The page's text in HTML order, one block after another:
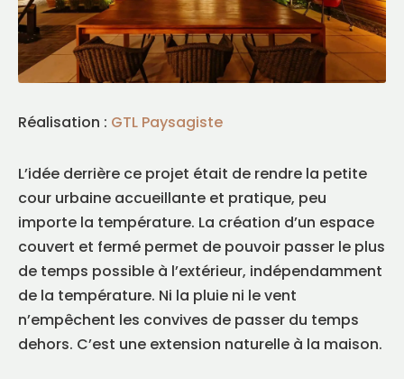
Réalisation : GTL Paysagiste
L’idée derrière ce projet était de rendre la petite
cour urbaine accueillante et pratique, peu
importe la température. La création d’un espace
couvert et fermé permet de pouvoir passer le plus
de temps possible à l’extérieur, indépendamment
de la température. Ni la pluie ni le vent
n’empêchent les convives de passer du temps
dehors. C’est une extension naturelle à la maison.